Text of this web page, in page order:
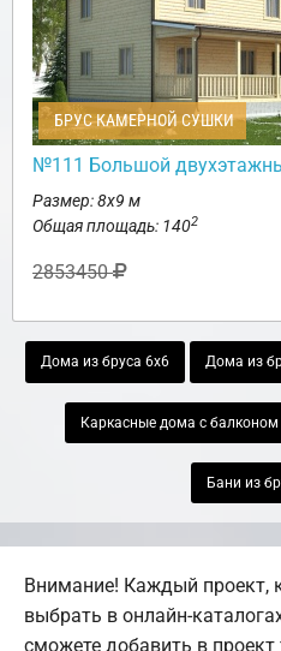
БРУС КАМЕРНОЙ СУШКИ
№111 Большой
Размер: 8х9 м
Общая площадь: 1402
2853450
Дома из бруса 6х6 Дома из
Каркасные дома с балконом
Бани из
Внимание! Каждый проект,
выбрать в онлайн-
сможете добавить в проект